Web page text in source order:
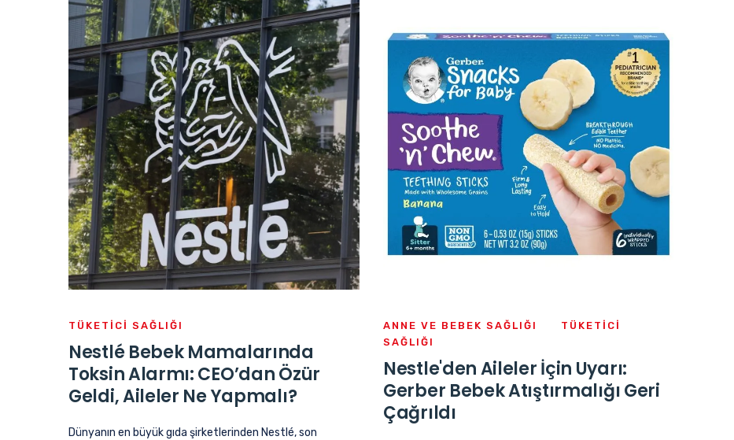
TÜKETICI SAĞLIĞI
Nestlé Bebek Mamalarında
Toksin Alarmı: CEO’dan Özür
Geldi, Aileler Ne Yapmalı?
Dünyanın en büyük gıda şirketlerinden Nestlé, son
ANNE VE BEBEK SAĞLIĞI
TÜKETICI
SAĞLIĞI
Nestle'den Aileler İçin Uyarı:
Gerber Bebek Atıştırmalığı Geri
Çağrıldı